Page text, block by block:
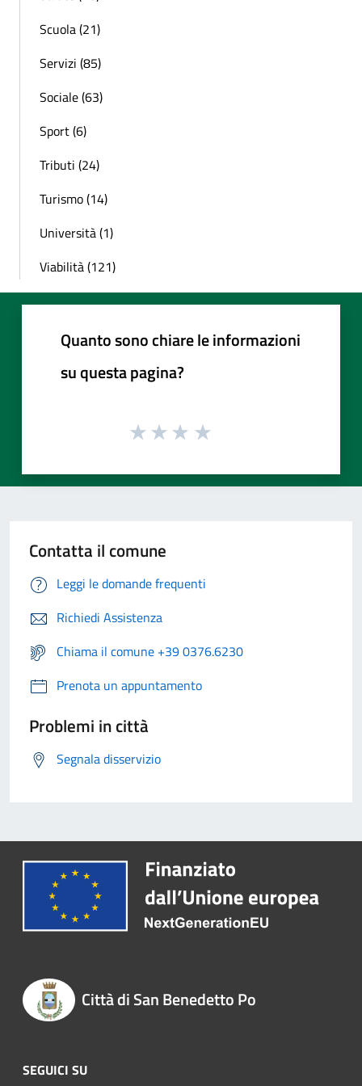
Scuola (21)
Servizi (85)
Sociale (63)
Sport (6)
Tributi (24)
Turismo (14)
Università (1)
Viabilità (121)
Quanto sono chiare le informazioni
su questa pagina?
Contatta il comune
Leggi le domande frequenti
Richiedi Assistenza
Chiama il comune +39 0376.6230
Prenota un appuntamento
Problemi in città
Segnala disservizio
Città di San Benedetto Po
SEGUICI SU